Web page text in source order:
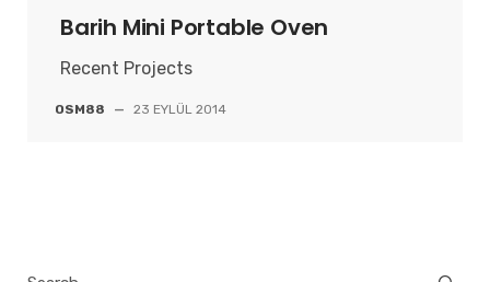
Barih Mini Portable Oven
Recent Projects
OSM88 — 23 EYLÜL 2014